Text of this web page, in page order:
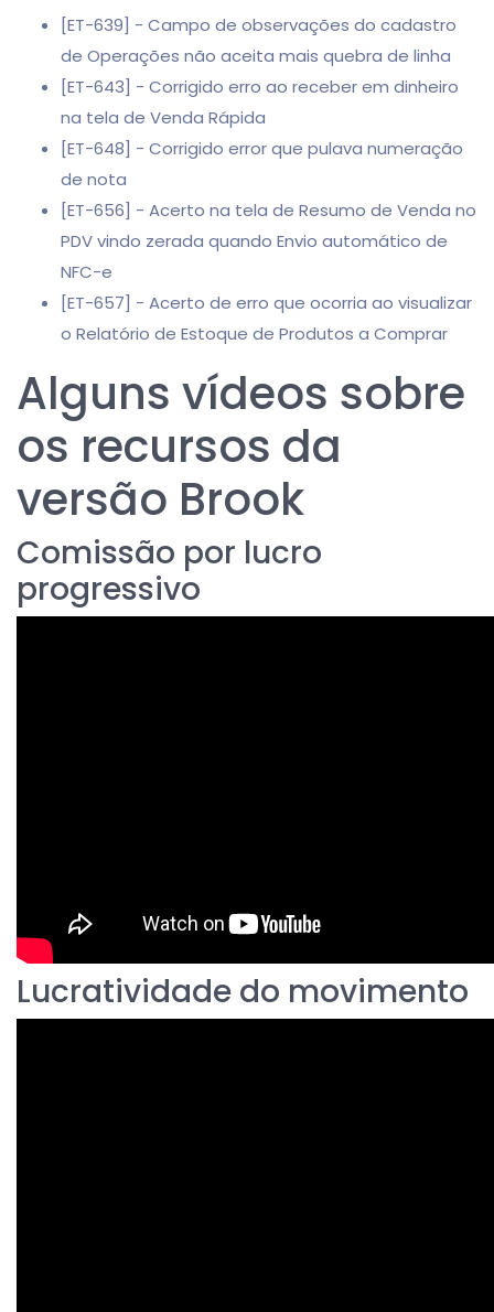
[ET-639] - Campo de observações do cadastro
de Operações não aceita mais quebra de linha
[ET-643] - Corrigido erro ao receber em dinheiro
na tela de Venda Rápida
[ET-648] - Corrigido error que pulava numeração
de nota
[ET-656] - Acerto na tela de Resumo de Venda no
PDV vindo zerada quando Envio automático de
NFC-e
[ET-657] - Acerto de erro que ocorria ao visualizar
o Relatório de Estoque de Produtos a Comprar
Alguns vídeos sobre
os recursos da
versão Brook
Comissão por lucro
progressivo
Lucratividade do movimento